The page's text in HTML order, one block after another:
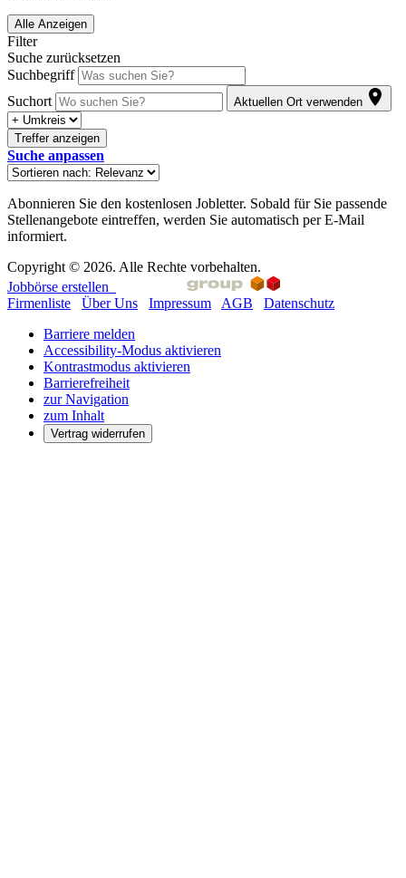
Alle Anzeigen
Filter
Suche zurücksetzen
Suchbegriff
Suchort
Aktuellen Ort verwenden
Treffer anzeigen
Suche anpassen
Abonnieren Sie den kostenlosen Jobletter. Sobald für Sie passende
Stellenangebote eintreffen, werden Sie automatisch per E-Mail
informiert.
Copyright © 2026. Alle Rechte vorbehalten.
Jobbörse erstellen
Firmenliste
Über Uns Impressum AGB
Datenschutz
Barriere melden
Accessibility-Modus aktivieren
Kontrastmodus aktivieren
Barrierefreiheit
zur Navigation
zum Inhalt
Vertrag widerrufen